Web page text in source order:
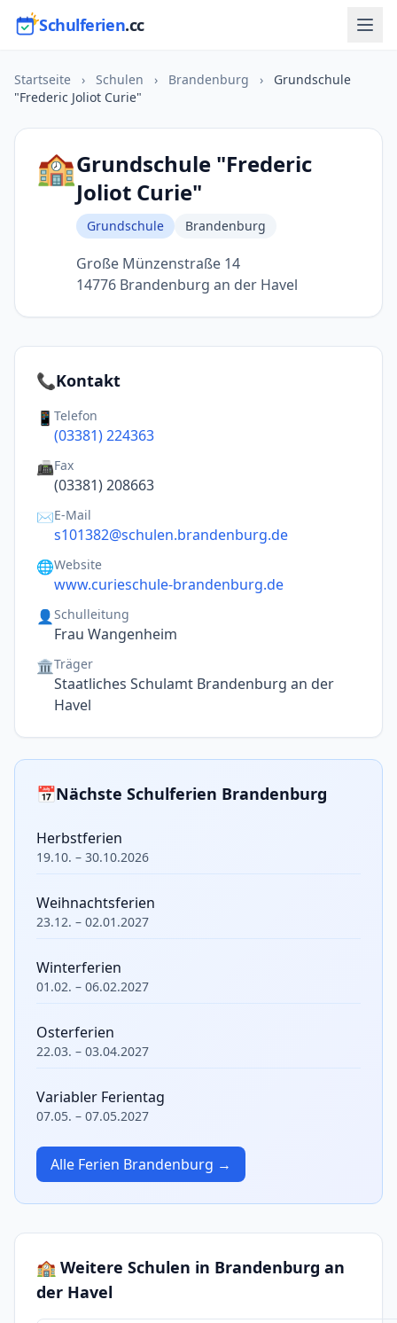
Schulferien.cc
Startseite › Schulen › Brandenburg ›
Grundschule
"Frederic Joliot Curie"
🏫Grundschule "Frederic
Joliot Curie"
Grundschule Brandenburg
Große Münzenstraße 14
14776 Brandenburg an der Havel
📞Kontakt
📱 Telefon
(03381) 224363
📠Fax
(03381) 208663
✉️E-Mail
s101382@schulen.brandenburg.de
🌐Website
www.curieschule-brandenburg.de
👤 Schulleitung
Frau Wangenheim
🏛️Träger
Staatliches Schulamt Brandenburg an der
Havel
📅Nächste Schulferien Brandenburg
Herbstferien
19.10. – 30.10.2026
Weihnachtsferien
23.12. – 02.01.2027
Winterferien
01.02. – 06.02.2027
Osterferien
22.03. – 03.04.2027
Variabler Ferientag
07.05. – 07.05.2027
Alle Ferien Brandenburg →
🏫 Weitere Schulen in Brandenburg an
der Havel